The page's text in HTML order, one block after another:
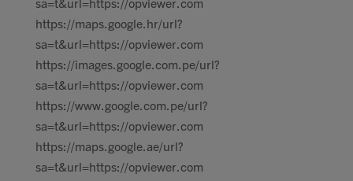
https://maps.google.hr/url?
sa=t&url=https://opviewer.com
https://images.google.com.pe/url?
sa=t&url=https://opviewer.com
https://www.google.com.pe/url?
sa=t&url=https://opviewer.com
https://maps.google.ae/url?
sa=t&url=https://opviewer.com